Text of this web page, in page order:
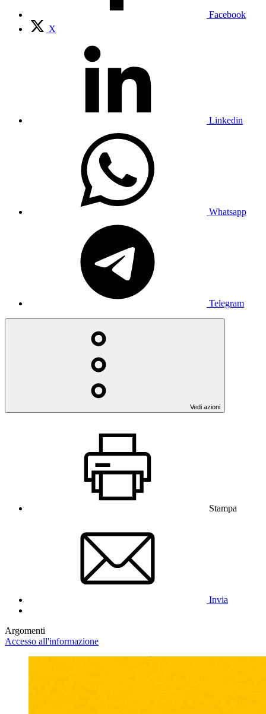
Facebook
X
Linkedin
Whatsapp
Telegram
Vedi azioni
Stampa
Invia
Argomenti
Accesso all'informazione